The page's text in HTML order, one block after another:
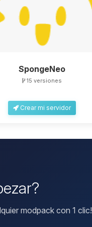
SpongeNeo
15 versiones
Crear mi servidor
modpack con 1 clic!